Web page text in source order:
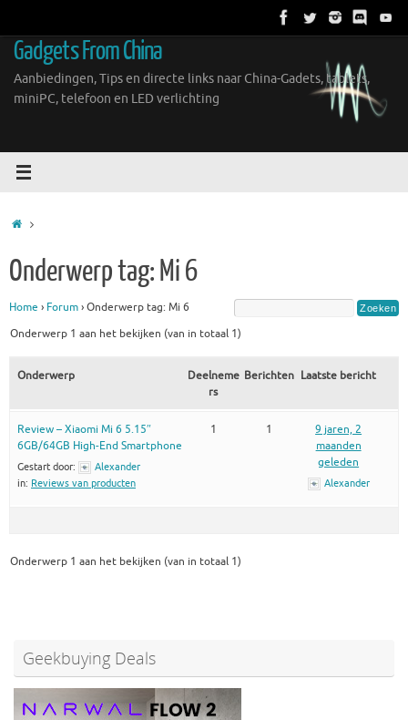
inhoud
Gadgets From China
Aanbiedingen, Tips en directe links naar China-Gadets, tablets,
miniPC, telefoon en LED verlichting
Home
Onderwerp tag: Mi 6
Home › Forum›Onderwerp tag: Mi 6
Onderwerp 1 aan het bekijken (van in totaal 1)
Onderwerp
Deelneme
rs
Berichten Laatste bericht
Review – Xiaomi Mi 6 5.15″
6GB/64GB High-End Smartphone
Gestart door:
Alexander
in: Reviews van producten
1 1
9 jaren, 2
maanden
geleden
Alexander
Onderwerp 1 aan het bekijken (van in totaal 1)
Geekbuying Deals